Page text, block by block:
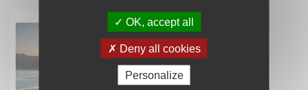
OK, accept all
Deny all cookies
Personalize